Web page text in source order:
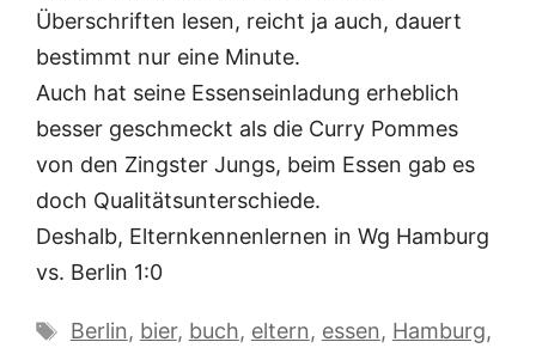
Überschriften lesen, reicht ja auch, dauert
bestimmt nur eine Minute.
Auch hat seine Essenseinladung erheblich
besser geschmeckt als die Curry Pommes
von den Zingster Jungs, beim Essen gab es
doch Qualitätsunterschiede.
Deshalb, Elternkennenlernen in Wg Hamburg
vs. Berlin 1:0
Schlagwörter
Berlin, bier, buch, eltern, essen, Hamburg,